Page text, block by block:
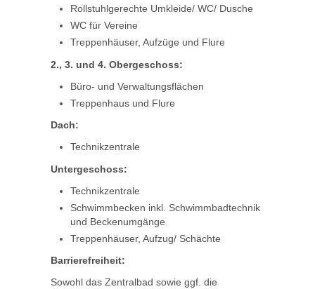
Rollstuhlgerechte Umkleide/ WC/ Dusche
WC für Vereine
Treppenhäuser, Aufzüge und Flure
2., 3. und 4. Obergeschoss:
Büro- und Verwaltungsflächen
Treppenhaus und Flure
Dach:
Technikzentrale
Untergeschoss:
Technikzentrale
Schwimmbecken inkl. Schwimmbadtechnik
und Beckenumgänge
Treppenhäuser, Aufzug/ Schächte
Barrierefreiheit:
Sowohl das Zentralbad sowie ggf. die